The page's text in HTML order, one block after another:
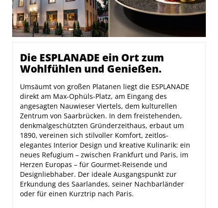
Die ESPLANADE ein Ort zum
Wohlfühlen und Genießen.
Umsäumt von großen Platanen liegt die ESPLANADE
direkt am Max-Ophüls-Platz, am Eingang des
angesagten Nauwieser Viertels, dem kulturellen
Zentrum von Saarbrücken. In dem freistehenden,
denkmalgeschützten Gründerzeithaus, erbaut um
1890, vereinen sich stilvoller Komfort, zeitlos-
elegantes Interior Design und kreative Kulinarik: ein
neues Refugium – zwischen Frankfurt und Paris, im
Herzen Europas – für Gourmet-Reisende und
Designliebhaber. Der ideale Ausgangspunkt zur
Erkundung des Saarlandes, seiner Nachbarländer
oder für einen Kurztrip nach Paris.